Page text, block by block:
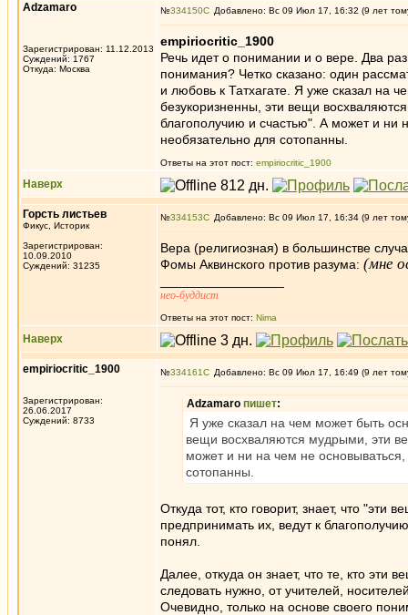
Adzamaro
Зарегистрирован: 11.12.2013
Суждений: 1767
Откуда: Москва
№334150 Добавлено: Вс 09 Июл 17, 16:32 (9 лет
empiriocritic_1900
Речь идет о понимании и о вере. Два
понимания? Четко сказано: один
и любовь к Татхагате. Я уже сказал на
безукоризненны, эти вещи
благополучию и счастью". А может и ни
необязательно для сотопанны.
Ответы на этот пост: empiriocritic_1900
Наверх
Горсть листьев
Фикус, Историк
Зарегистрирован:
10.09.2010
Суждений: 31235
№334153 Добавлено: Вс 09 Июл 17, 16:34 (9 лет
Вера (религиозная) в большинстве
Фомы Аквинского против разума: (мне
нео-буддист
Ответы на этот пост: Nima
Наверх
empiriocritic_1900
Зарегистрирован:
26.06.2017
Суждений: 8733
№334161 Добавлено: Вс 09 Июл 17, 16:49 (9 лет
Adzamaro пишет:
Я уже сказал на чем может быть
вещи восхваляются мудрыми, эти
может и ни на чем не
сотопанны.
Откуда тот, кто говорит, знает, что
предпринимать их, ведут к
понял.
Далее, откуда он знает, что те, кто
следовать нужно, от учителей,
Очевидно, только на основе своего